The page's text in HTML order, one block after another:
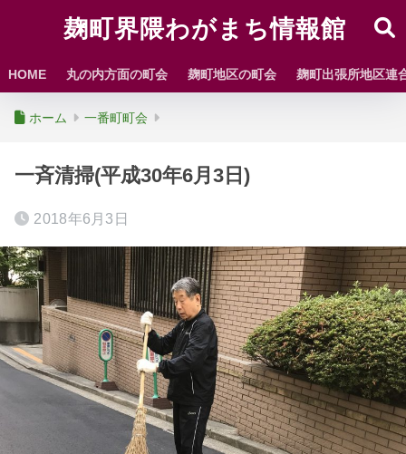
麹町界隈わがまち情報館
HOME 丸の内方面の町会 麹町地区の町会 麹町出張所地区連
ホーム 一番町町会
一斉清掃(平成30年6月3日)
2018年6月3日